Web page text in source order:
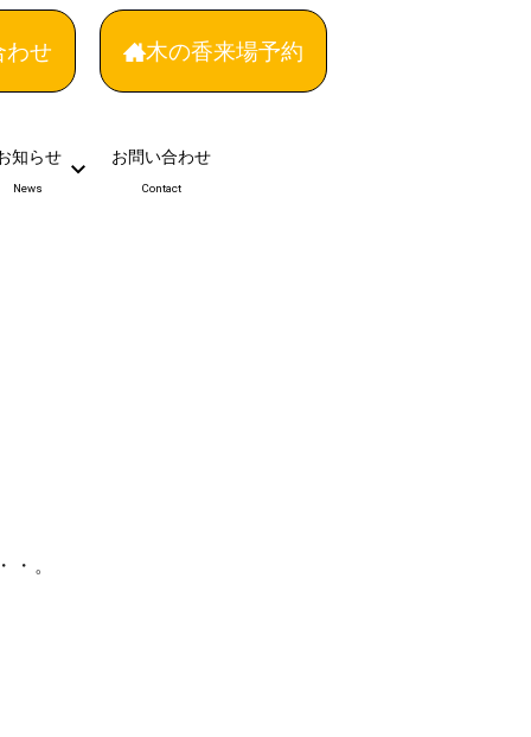
わせ 木の香来場予約
知らせ
News
お問い合わせ
Contact
。